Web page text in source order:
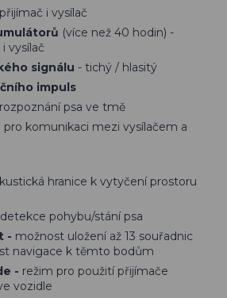
i vysílač
(více než 40 hodin) -
vysílač
signálu - tichý / hlasitý
impuls
psa ve tmě
pro komunikaci mezi vysílačem a
hranice k vytyčení prostoru
pohybu/stání psa
- možnost uložení až 13 souřadnic
navigace k těmto bodům
- režim pro použití přijímače
vozidle